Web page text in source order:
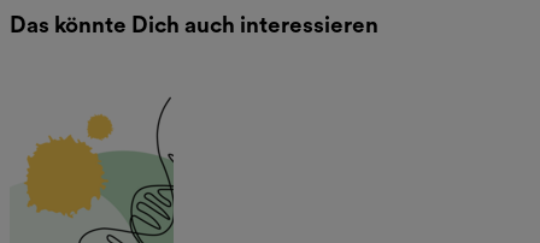
Das könnte Dich auch interessieren